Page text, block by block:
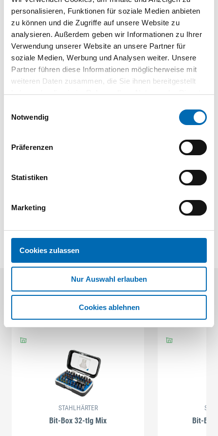
personalisieren, Funktionen für soziale Medien anbieten
zu können und die Zugriffe auf unsere Website zu
analysieren. Außerdem geben wir Informationen zu Ihrer
Verwendung unserer Website an unsere Partner für
soziale Medien, Werbung und Analysen weiter. Unsere
Partner führen diese Informationen möglicherweise mit
weiteren Daten zusammen, die Sie ihnen bereitgestellt
haben oder die sie im Rahmen Ihrer Nutzung der Dienste
Notwendig
Präferenzen
Statistiken
Marketing
Cookies zulassen
Nur Auswahl erlauben
Cookies ablehnen
Mit der Allrounder Bit-Box sind Handwerker für alle Fälle
gerüstet. Bits mit PH-, PZ- und TX-Antrieb sowie 1/4"-
Stecknüsse machen den Alltag einfacher, da diese Werkzeuge
meist häufig benötigt werden.
Dokumente
04 | STAHLHÄRTER Katalog 2026
Kunden kauften auch
STAHLHÄRTER
Bit-Box 32-tlg Mix Bit-Box